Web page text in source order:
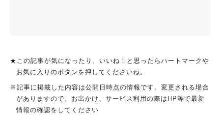
★この記事が気になったり、いいね！と思ったらハートマークや
お気に入りのボタンを押してくださいね。
※記事に掲載した内容は公開日時点の情報です。変更される場合
がありますので、お出かけ、サービス利用の際はHP等で最新
情報の確認をしてください